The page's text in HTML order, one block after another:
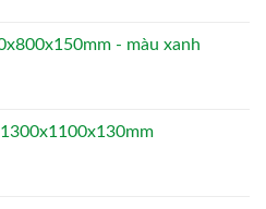
- màu xanh